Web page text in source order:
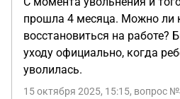
прошла 4 месяца. Можно ли
восстановиться на работе?
уходу официально, когда
уволилась.
15 октября 2025, 15:15, вопрос